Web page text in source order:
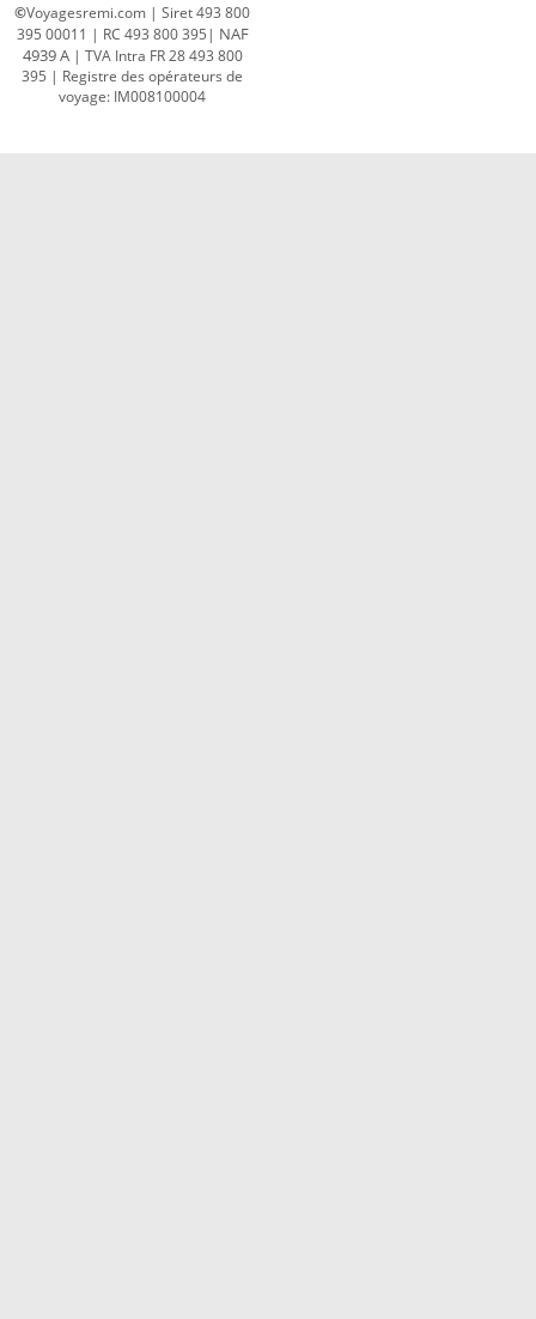
©Voyagesremi.com | Siret 493 800
395 00011 | RC 493 800 395| NAF
4939 A| TVA Intra FR 28 493 800
395 | Registre des opérateurs de
voyage: IM008100004